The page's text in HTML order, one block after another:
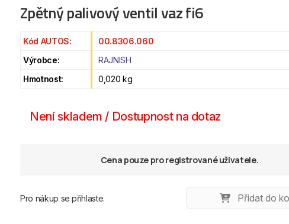
Zpětný palivový ventil vaz fi6
Kód AUTOS:
00.8306.060
Výrobce:
RAJNISH
Hmotnost:
0,020 kg
Není skladem / Dostupnost na dotaz
Cena pouze pro registrované uživatele.
Pro nákup se přihlaste. Přidat do